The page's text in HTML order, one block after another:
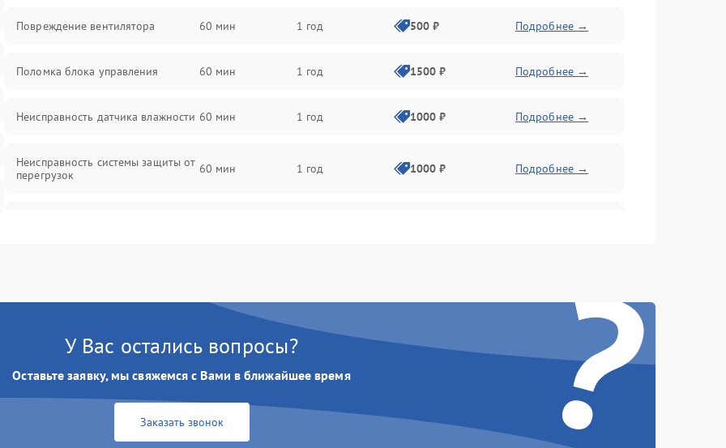
Повреждение вентилятора 60 мин 1 год 500 ₽ Подробнее →
Поломка блока управления 60 мин 1 год 1500 ₽ Подробнее →
Неисправность датчика влажности 60 мин 1 год 1000 ₽ Подробнее →
Неисправность системы защиты от
перегрузок
60 мин 1 год 1000 ₽ Подробнее →
Неисправность системы защиты от
перегрева
60 мин 1 год 1000 ₽
Повреждение системы защиты от
60 мин Подробнее →
?
У Вас остались вопросы?
Оставьте заявку, мы свяжемся с Вами в ближайшее время
Заказать звонок